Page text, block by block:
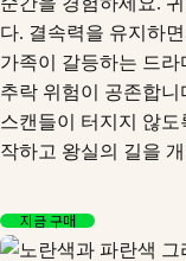
다. 결속력을 유지하
가족이 갈등하는 드
추락 위험이 공존합
스캔들이 터지지 않도
작하고 왕실의 길을
지금 구매